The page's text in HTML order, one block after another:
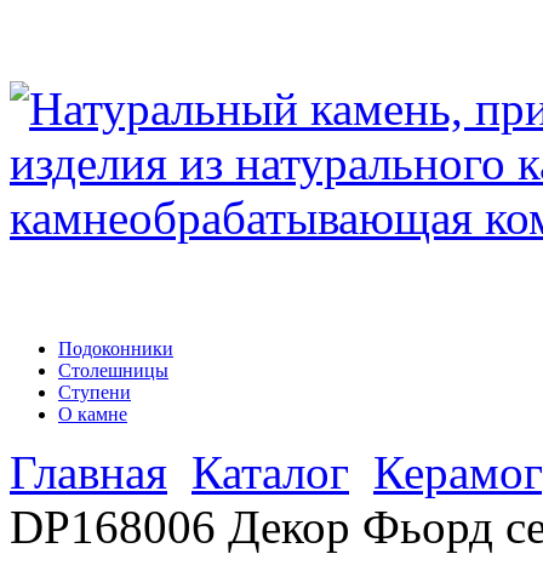
Подоконники
Столешницы
Ступени
О камне
Главная Каталог
DP168006 Декор Фьорд